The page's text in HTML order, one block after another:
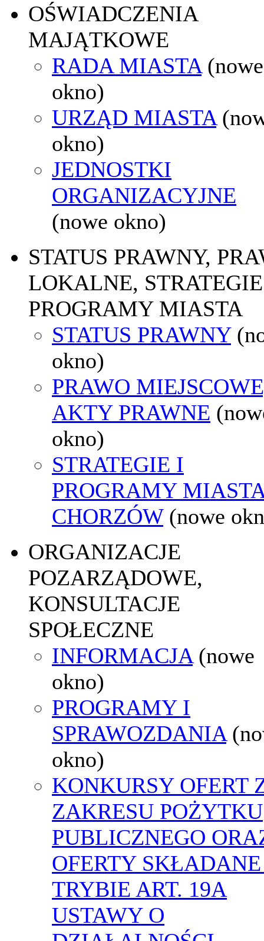
OŚWIADCZENIA
MAJĄTKOWE
RADA MIASTA (nowe
okno)
URZĄD MIASTA
okno)
JEDNOSTKI
ORGANIZACYJNE
(nowe okno)
STATUS PRAWNY,
LOKALNE,
PROGRAMY MIASTA
STATUS PRAWNY
okno)
PRAWO
AKTY PRAWNE
okno)
STRATEGIE I
PROGRAMY
CHORZÓW (nowe
ORGANIZACJE
POZARZĄDOWE,
KONSULTACJE
SPOŁECZNE
INFORMACJA (nowe
okno)
PROGRAMY I
SPRAWOZDANIA
okno)
KONKURSY OFERT
ZAKRESU POŻYTKU
PUBLICZNEGO
OFERTY
TRYBIE ART. 19A
USTAWY O